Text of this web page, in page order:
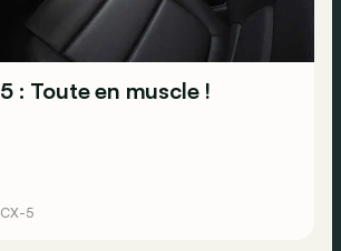
: Toute en muscle !
CX-5